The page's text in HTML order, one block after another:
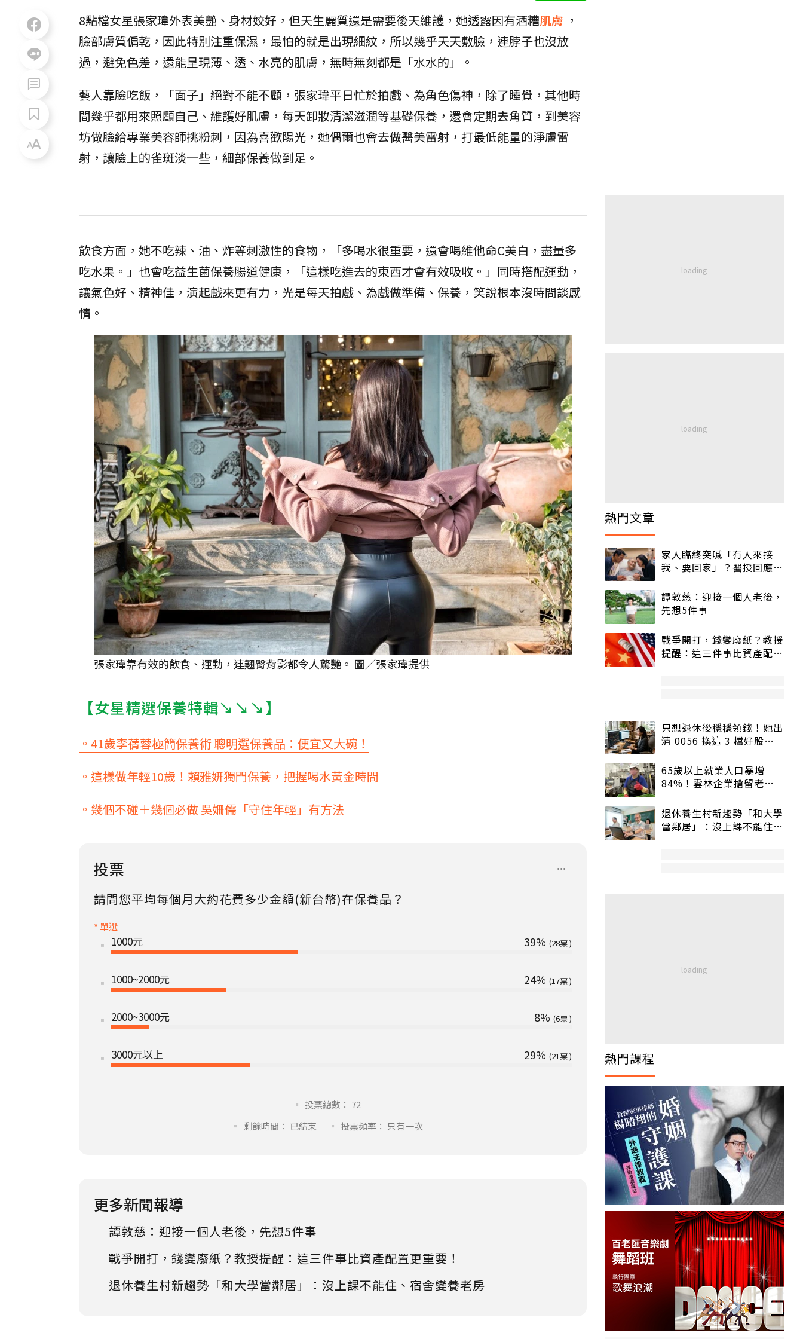
8點檔女星張家瑋外表美艷、身材姣好，但天生麗質還是需要後天維護，她透露因有酒糟肌膚 ，
臉部膚質偏乾，因此特別注重保濕，最怕的就是出現細紋，所以幾乎天天敷臉，連脖子也沒放
過，避免色差，還能呈現薄、透、水亮的肌膚，無時無刻都是「水水的」。
藝人靠臉吃飯，「面子」絕對不能不顧，張家瑋平日忙於拍戲、為角色傷神，除了睡覺，其他時
間幾乎都用來照顧自己、維護好肌膚，每天卸妝清潔滋潤等基礎保養，還會定期去角質，到美容
坊做臉給專業美容師挑粉刺，因為喜歡陽光，她偶爾也會去做醫美雷射，打最低能量的淨膚雷
射，讓臉上的雀斑淡一些，細部保養做到足。
飲食方面，她不吃辣、油、炸等刺激性的食物，「多喝水很重要，還會喝維他命C美白，盡量多
吃水果。」也會吃益生菌保養腸道健康，「這樣吃進去的東西才會有效吸收。」同時搭配運動，
讓氣色好、精神佳，演起戲來更有力，光是每天拍戲、為戲做準備、保養，笑說根本沒時間談感
情。
張家瑋靠有效的飲食、運動，連翹臀背影都令人驚艷。 圖／張家瑋提供
【女星精選保養特輯↘↘↘】
。41歲李蒨蓉極簡保養術 聰明選保養品：便宜又大碗！
。這樣做年輕10歲！賴雅妍獨門保養，把握喝水黃金時間
。幾個不碰＋幾個必做 吳姍儒「守住年輕」有方法
投票
請問您平均每個月大約花費多少金額(新台幣)在保養品？
* 單選
1000元 39% 28
1000~2000元 24% 17
2000~3000元 8% 6
3000元以上 29% 21
投票總數： 72
剩餘時間： 已結束
投票頻率： 只有一次
更多新聞報導
譚敦慈：迎接一個人老後，先想5件事
戰爭開打，錢變廢紙？教授提醒：這三件事比資產配置更重要！
退休養生村新趨勢「和大學當鄰居」：沒上課不能住、宿舍變養老房
熱門文章
家人臨終突喊「有人來接
我、要回家」？醫授回應方
譚敦慈：迎接一個人老後，
先想5件事
戰爭開打，錢變廢紙？教授
提醒：這三件事比資產配置
只想退休後穩穩領錢！她出
清 0056 換這 3 檔好股：
65歲以上就業人口暴增
84%！雲林企業搶留老員
退休養生村新趨勢「和大學
當鄰居」：沒上課不能住、
熱門課程